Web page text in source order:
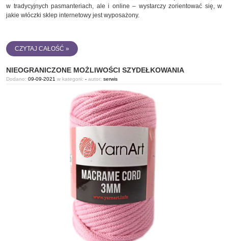
w tradycyjnych pasmanteriach, ale i online – wystarczy zorientować się, w
jakie włóczki sklep internetowy jest wyposażony.
CZYTAJ CAŁOŚĆ »
NIEOGRANICZONE MOŻLIWOŚCI SZYDEŁKOWANIA
Dodano: 09-09-2021 w kategorii: - autor: serwis